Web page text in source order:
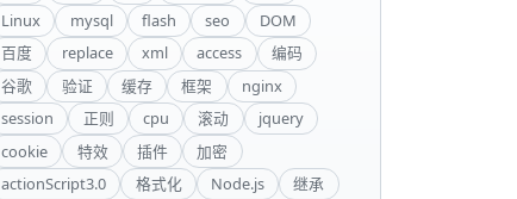
Linux
mysql flash seo
DOM
百度
replace xml access
编码
谷歌
验证 缓存 框架
nginx
session
正则 cpu 滚动
jquery
cookie
特效 插件
加密
actionScript3.0
格式化 Node.js
继承